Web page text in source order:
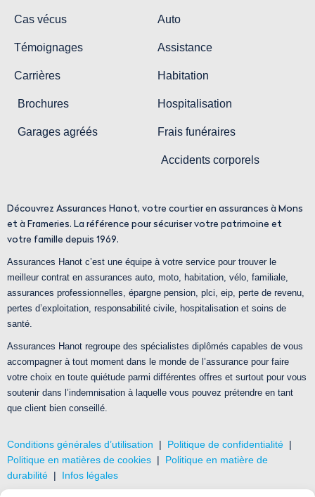
Cas vécus​
Témoignages
Carrières
Brochures
Garages agréés
Auto
Assistance
Habitation
Hospitalisation
Frais funéraires
Accidents corporels
Découvrez Assurances Hanot, votre courtier en assurances à Mons
et à Frameries. La référence pour sécuriser votre patrimoine et
votre famille depuis 1969.
Assurances Hanot c’est une équipe à votre service pour trouver le
meilleur contrat en assurances auto, moto, habitation, vélo, familiale,
assurances professionnelles, épargne pension, plci, eip, perte de revenu,
pertes d’exploitation, responsabilité civile, hospitalisation et soins de
santé.
Assurances Hanot regroupe des spécialistes diplômés capables de vous
accompagner à tout moment dans le monde de l’assurance pour faire
votre choix en toute quiétude parmi différentes offres et surtout pour vous
soutenir dans l’indemnisation à laquelle vous pouvez prétendre en tant
que client bien conseillé.
Conditions générales d’utilisation | Politique de confidentialité |
Politique en matières de cookies | Politique en matière de
durabilité | Infos légales